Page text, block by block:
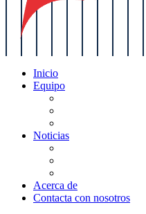
Inicio
Equipo
Noticias
Acerca de
Contacta con nosotros